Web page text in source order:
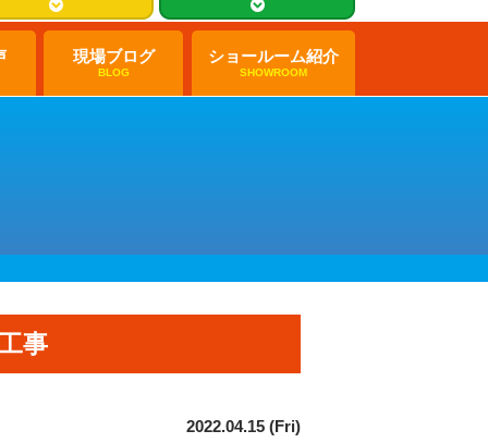
現場ブログ
BLOG
ショールーム紹介
SHOWROOM
事
2022.04.15 (Fri)